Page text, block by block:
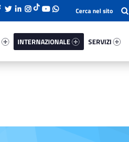
INTERNAZIONALE
SERVIZI